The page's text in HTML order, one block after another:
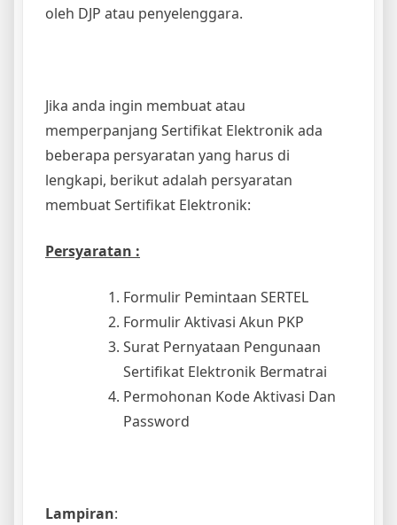
oleh DJP atau penyelenggara.
Jika anda ingin membuat atau
memperpanjang Sertifikat Elektronik ada
beberapa persyaratan yang harus di
lengkapi, berikut adalah persyaratan
membuat Sertifikat Elektronik:
Persyaratan :
Formulir Pemintaan SERTEL
Formulir Aktivasi Akun PKP
Surat Pernyataan Pengunaan
Sertifikat Elektronik Bermatrai
Permohonan Kode Aktivasi Dan
Password
Lampiran: